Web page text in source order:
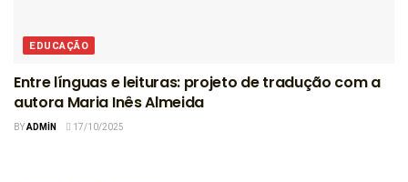
EDUCAÇÃO
Entre línguas e leituras: projeto de tradução com a
autora Maria Inês Almeida
BYADMIN 17/10/2025